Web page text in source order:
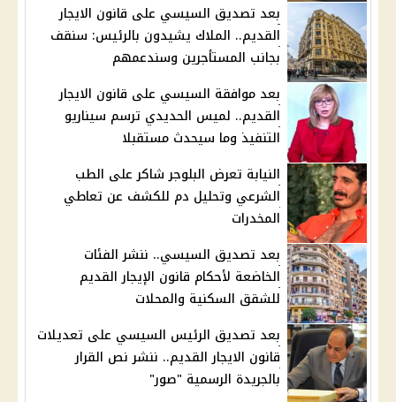
بعد تصديق السيسي على قانون الايجار
القديم.. الملاك يشيدون بالرئيس: سنقف
بجانب المستأجرين وسندعمهم
بعد موافقة السيسي على قانون الايجار
القديم.. لميس الحديدي ترسم سيناريو
التنفيذ وما سيحدث مستقبلا
النيابة تعرض البلوجر شاكر على الطب
الشرعي وتحليل دم للكشف عن تعاطي
المخدرات
بعد تصديق السيسي.. ننشر الفئات
الخاضعة لأحكام قانون الإيجار القديم
للشقق السكنية والمحلات
بعد تصديق الرئيس السيسي على تعديلات
قانون الايجار القديم.. ننشر نص القرار
بالجريدة الرسمية "صور"